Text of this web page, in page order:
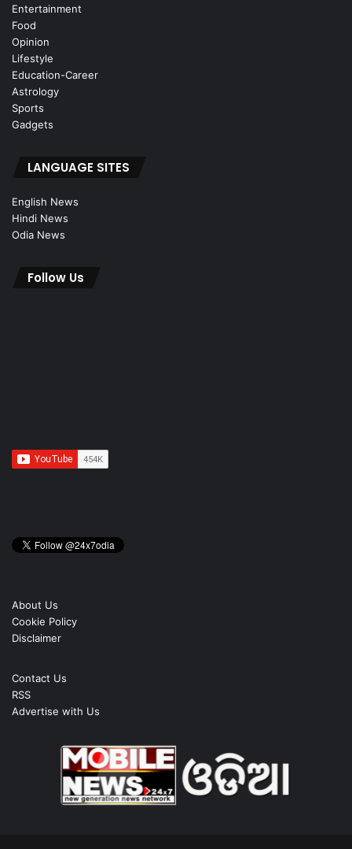
Entertainment
Food
Opinion
Lifestyle
Education-Career
Astrology
Sports
Gadgets
LANGUAGE SITES
English News
Hindi News
Odia News
Follow Us
About Us
Cookie Policy
Disclaimer
Contact Us
RSS
Advertise with Us